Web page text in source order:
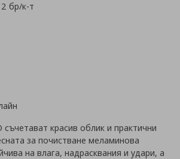
бр/к-т
съчетават красив облик и практични
за почистване меламинова
на влага, надрасквания и удари, а